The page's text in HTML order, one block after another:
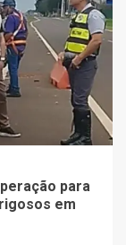
para
em